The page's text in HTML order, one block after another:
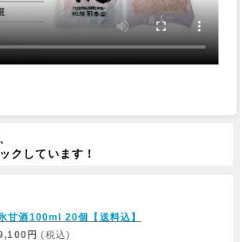
クしています！
甘酒100ml 20個【送料込】
円 (税込)